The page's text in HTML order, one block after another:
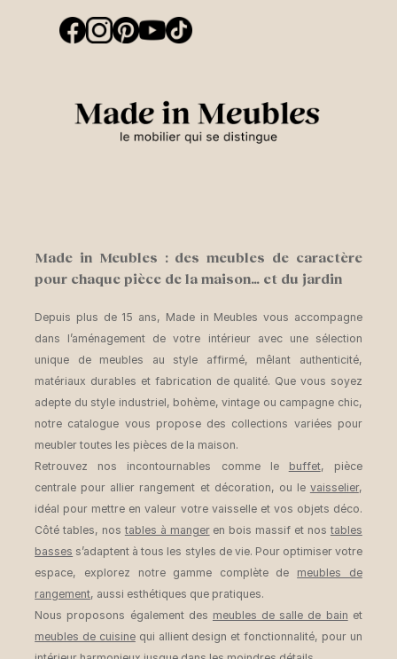
Made in Meubles : des meubles de caractère
pour chaque pièce de la maison… et du jardin
Depuis plus de 15 ans, Made in Meubles vous accompagne
dans l’aménagement de votre intérieur avec une sélection
unique de meubles au style affirmé, mêlant authenticité,
matériaux durables et fabrication de qualité. Que vous soyez
adepte du style industriel, bohème, vintage ou campagne chic,
notre catalogue vous propose des collections variées pour
meubler toutes les pièces de la maison.
Retrouvez nos incontournables comme le buffet, pièce
centrale pour allier rangement et décoration, ou le vaisselier,
idéal pour mettre en valeur votre vaisselle et vos objets déco.
Côté tables, nos tables à mangeren bois massif et nos tables
basses s’adaptent à tous les styles de vie. Pour optimiser votre
espace, explorez notre gamme complète de meubles de
rangement, aussi esthétiques que pratiques.
Nous proposons également des meubles de salle de bain et
meubles de cuisinequi allient design et fonctionnalité, pour un